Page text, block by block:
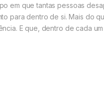
em que tantas pessoas
para dentro de si. Mais do
E que, dentro de cada